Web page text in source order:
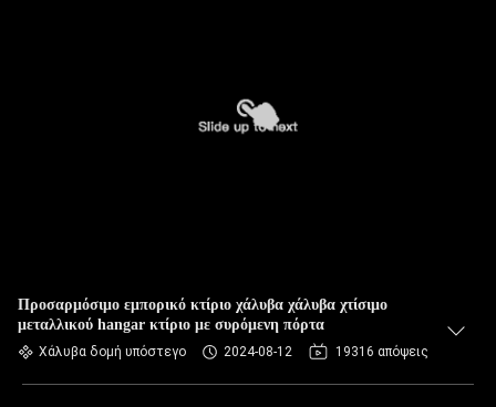
Προσαρμόσιμο εμπορικό κτίριο χάλυβα χάλυβα χτίσιμο
μεταλλικού hangar κτίριο με συρόμενη πόρτα
Χάλυβα δομή υπόστεγο 2024-08-12 19316 απόψεις